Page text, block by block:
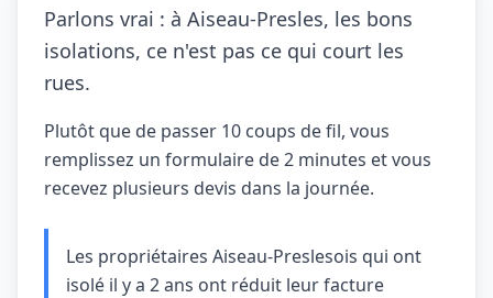
Parlons vrai : à Aiseau-Presles, les bons
isolations, ce n'est pas ce qui court les
rues.
Plutôt que de passer 10 coups de fil, vous
remplissez un formulaire de 2 minutes et vous
recevez plusieurs devis dans la journée.
Les propriétaires Aiseau-Preslesois qui ont
isolé il y a 2 ans ont réduit leur facture